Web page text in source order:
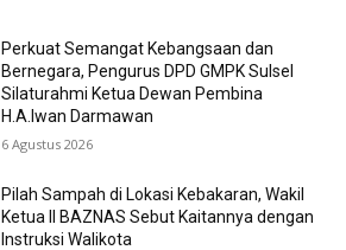
Perkuat Semangat Kebangsaan dan
Bernegara, Pengurus DPD GMPK Sulsel
Silaturahmi Ketua Dewan Pembina
H.A.Iwan Darmawan
6 Agustus 2026
Pilah Sampah di Lokasi Kebakaran, Wakil
Ketua II BAZNAS Sebut Kaitannya dengan
Instruksi Walikota